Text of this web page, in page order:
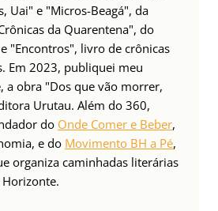
Uai" e "Micros-Beagá", da
da Quarentena", do
"Encontros", livro de crônicas
Em 2023, publiquei meu
a obra "Dos que vão morrer,
Urutau. Além do 360,
do Onde Comer e Beber,
e do Movimento BH a Pé,
organiza caminhadas literárias